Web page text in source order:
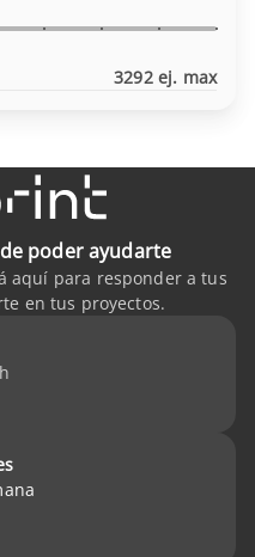
3292 ej. max
poder ayudarte
aquí para responder a tus
en tus proyectos.